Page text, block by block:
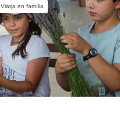
Viatja en família